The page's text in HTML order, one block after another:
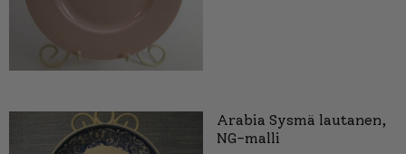
Arabia Sysmä lautanen,
NG-malli